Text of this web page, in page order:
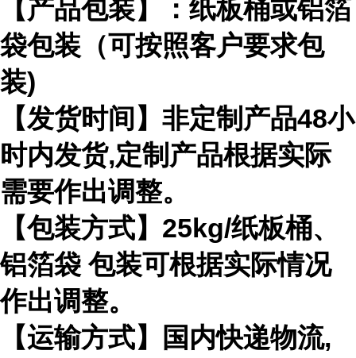
【产品包装】：纸板桶或铝箔
袋包装（可按照客户要求包
装)
【发货时间】非定制产品48小
时内发货,定制产品根据实际
需要作出调整。
【包装方式】25kg/纸板桶、
铝箔袋 包装可根据实际情况
作出调整。
【运输方式】国内快递物流,